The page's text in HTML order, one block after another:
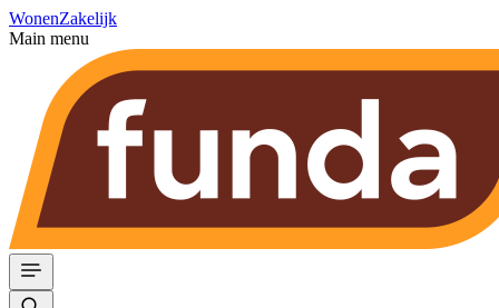
WonenZakelijk
Main menu